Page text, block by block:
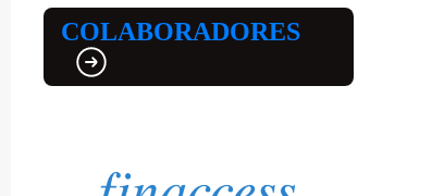
COLABORADORES